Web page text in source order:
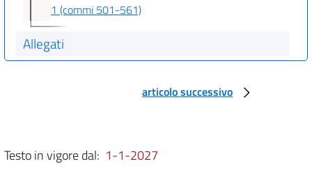
1 (commi 501-561)
Allegati
Elenco 1
articolo successivo
Testo in vigore dal: 1-1-2027